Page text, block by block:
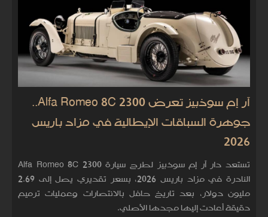
آر إم سوذبيز تعرض Alfa Romeo 8C 2300..
جوهرة السباقات الإيطالية في مزاد باريس
2026
تستعد دار آر إم سوذبيز لطرح سيارة Alfa Romeo 8C 2300
النادرة في مزاد باريس 2026، بسعر تقديري يصل إلى 2.69
مليون دولار، بعد تاريخ حافل بالانتصارات وعمليات ترميم
دقيقة أعادت إليها مجدها الأصلي.